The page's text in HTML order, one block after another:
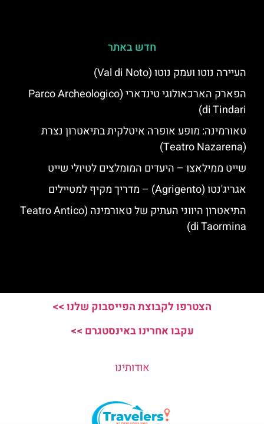
חדש באתר
העיירה נוטו ועמק נוטו (Val di Noto)
הפארק הארכאולוגי טינדארי (Parco Archeologico
di Tindari)
טאורמינה: מופע אופרה איטלקית בתיאטרון נצרת
(Teatro Nazarena)
שייט ממילאצו – היעדים המומלצים לטיולי שייט
אגריג'נטו (Agrigento) – מדריך מקיף למטיילים
התיאטרון היווני העתיק של טאורמינה (Teatro Antico
di Taormina)
הצטרפו לקבוצת הפייסבוק שלנו >>
עקבו אחרינו באינסטגרם >>
אודותינו